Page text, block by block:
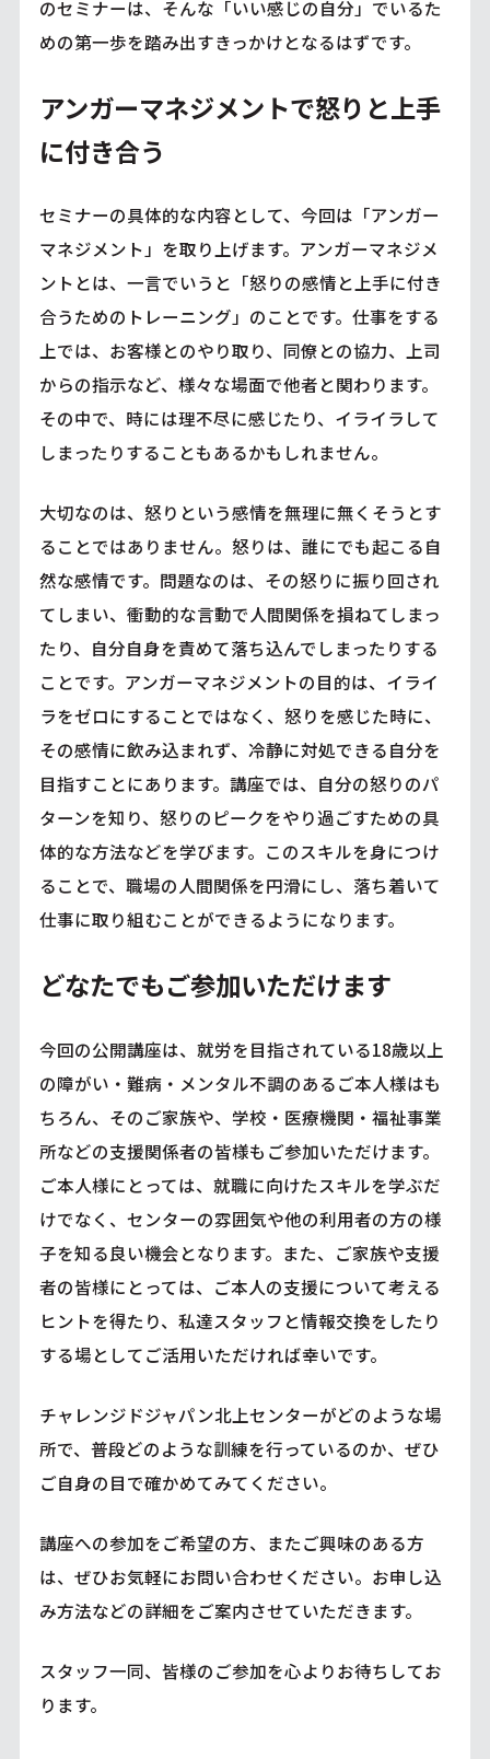
のセミナーは、そんな「いい感じの自分」でいるた
めの第一歩を踏み出すきっかけとなるはずです。
アンガーマネジメントで怒りと上手
に付き合う
セミナーの具体的な内容として、今回は「アンガー
マネジメント」を取り上げます。アンガーマネジメ
ントとは、一言でいうと「怒りの感情と上手に付き
合うためのトレーニング」のことです。仕事をする
上では、お客様とのやり取り、同僚との協力、上司
からの指示など、様々な場面で他者と関わります。
その中で、時には理不尽に感じたり、イライラして
しまったりすることもあるかもしれません。
大切なのは、怒りという感情を無理に無くそうとす
ることではありません。怒りは、誰にでも起こる自
然な感情です。問題なのは、その怒りに振り回され
てしまい、衝動的な言動で人間関係を損ねてしまっ
たり、自分自身を責めて落ち込んでしまったりする
ことです。アンガーマネジメントの目的は、イライ
ラをゼロにすることではなく、怒りを感じた時に、
その感情に飲み込まれず、冷静に対処できる自分を
目指すことにあります。講座では、自分の怒りのパ
ターンを知り、怒りのピークをやり過ごすための具
体的な方法などを学びます。このスキルを身につけ
ることで、職場の人間関係を円滑にし、落ち着いて
仕事に取り組むことができるようになります。
どなたでもご参加いただけます
今回の公開講座は、就労を目指されている18歳以上
の障がい・難病・メンタル不調のあるご本人様はも
ちろん、そのご家族や、学校・医療機関・福祉事業
所などの支援関係者の皆様もご参加いただけます。
ご本人様にとっては、就職に向けたスキルを学ぶだ
けでなく、センターの雰囲気や他の利用者の方の様
子を知る良い機会となります。また、ご家族や支援
者の皆様にとっては、ご本人の支援について考える
ヒントを得たり、私達スタッフと情報交換をしたり
する場としてご活用いただければ幸いです。
チャレンジドジャパン北上センターがどのような場
所で、普段どのような訓練を行っているのか、ぜひ
ご自身の目で確かめてみてください。
講座への参加をご希望の方、またご興味のある方
は、ぜひお気軽にお問い合わせください。お申し込
み方法などの詳細をご案内させていただきます。
スタッフ一同、皆様のご参加を心よりお待ちしてお
ります。